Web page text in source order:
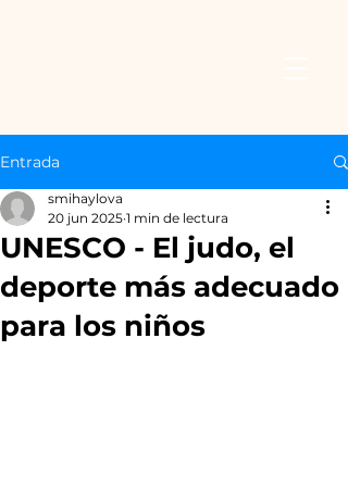
Entrada
UNESCO - El judo, el
deporte más adecuado
para los niños
smihaylova
20 jun 2025 1 min de lectura